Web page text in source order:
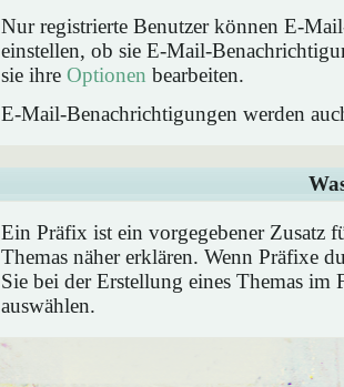
Nur registrierte Benutzer können E-
einstellen, ob sie E-Mail-
sie ihre Optionen bearbeiten.
E-Mail-Benachrichtigungen werden
Ein Präfix ist ein vorgegebener Zusatz
Themas näher erklären. Wenn Präfixe
Sie bei der Erstellung eines Themas
auswählen.